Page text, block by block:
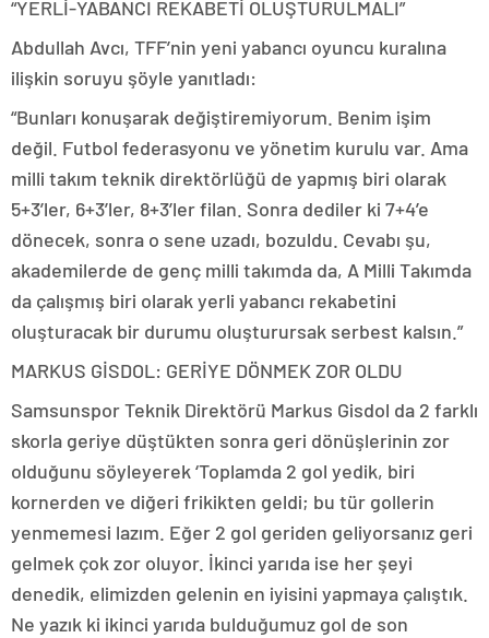
“YERLİ-YABANCI REKABETİ OLUŞTURULMALI”
Abdullah Avcı, TFF’nin yeni yabancı oyuncu kuralına
ilişkin soruyu şöyle yanıtladı:
“Bunları konuşarak değiştiremiyorum. Benim işim
değil. Futbol federasyonu ve yönetim kurulu var. Ama
milli takım teknik direktörlüğü de yapmış biri olarak
5+3’ler, 6+3’ler, 8+3’ler filan. Sonra dediler ki 7+4’e
dönecek, sonra o sene uzadı, bozuldu. Cevabı şu,
akademilerde de genç milli takımda da, A Milli Takımda
da çalışmış biri olarak yerli yabancı rekabetini
oluşturacak bir durumu oluşturursak serbest kalsın.”
MARKUS GİSDOL: GERİYE DÖNMEK ZOR OLDU
Samsunspor Teknik Direktörü Markus Gisdol da 2 farklı
skorla geriye düştükten sonra geri dönüşlerinin zor
olduğunu söyleyerek ‘Toplamda 2 gol yedik, biri
kornerden ve diğeri frikikten geldi; bu tür gollerin
yenmemesi lazım. Eğer 2 gol geriden geliyorsanız geri
gelmek çok zor oluyor. İkinci yarıda ise her şeyi
denedik, elimizden gelenin en iyisini yapmaya çalıştık.
Ne yazık ki ikinci yarıda bulduğumuz gol de son